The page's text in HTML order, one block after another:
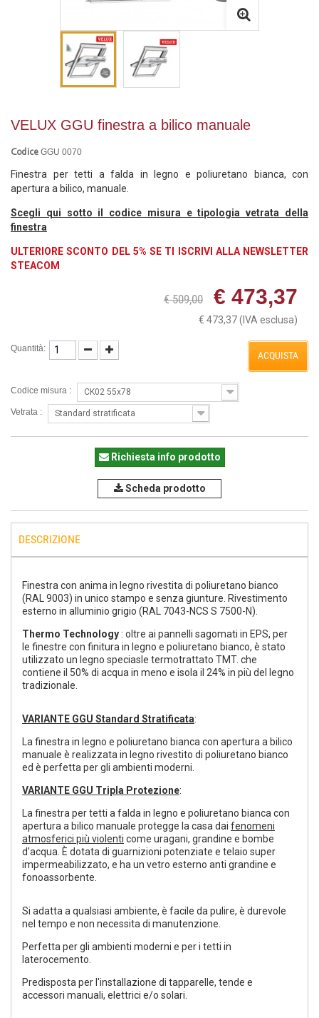
VELUX GGU finestra a bilico manuale
Codice GGU 0070
Finestra per tetti a falda in legno e poliuretano bianca, con
apertura a bilico, manuale.
Scegli qui sotto il codice misura e tipologia vetrata della
finestra
ULTERIORE SCONTO DEL 5% SE TI ISCRIVI ALLA NEWSLETTER
STEACOM
€ 473,37
€ 509,00
€ 473,37(IVA esclusa)
Quantità:
ACQUISTA
Codice misura :
CK02 55x78
Vetrata :
Standard stratificata
Richiesta info prodotto
Scheda prodotto
DESCRIZIONE
Finestra con anima in legno rivestita di poliuretano bianco
(RAL 9003) in unico stampo e senza giunture. Rivestimento
esterno in alluminio grigio (RAL 7043-NCS S 7500-N).
Thermo Technology : oltre ai pannelli sagomati in EPS, per
le finestre con finitura in legno e poliuretano bianco, è stato
utilizzato un legno speciasle termotrattato TMT. che
contiene il 50% di acqua in meno e isola il 24% in più del legno
tradizionale.
VARIANTE GGU Standard Stratificata:
La finestra in legno e poliuretano bianca con apertura a bilico
manuale è realizzata in legno rivestito di poliuretano bianco
ed è perfetta per gli ambienti moderni.
VARIANTE GGU Tripla Protezione:
La finestra per tetti a falda in legno e poliuretano bianca con
apertura a bilico manuale protegge la casa dai fenomeni
atmosferici più violenti come uragani, grandine e bombe
d'acqua. È dotata di guarnizioni potenziate e telaio super
impermeabilizzato, e ha un vetro esterno anti grandine e
fonoassorbente.
Si adatta a qualsiasi ambiente, è facile da pulire, è durevole
nel tempo e non necessita di manutenzione.
Perfetta per gli ambienti moderni e per i tetti in
laterocemento.
Predisposta per l'installazione di tapparelle, tende e
accessori manuali, elettrici e/o solari.